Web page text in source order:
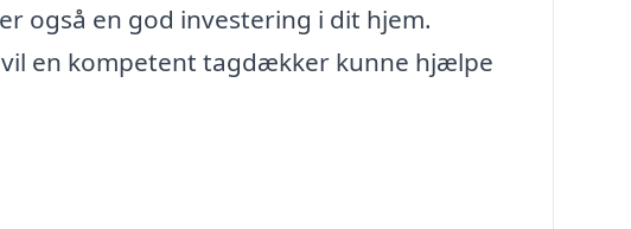
også en god investering i dit hjem.
en kompetent tagdækker kunne hjælpe